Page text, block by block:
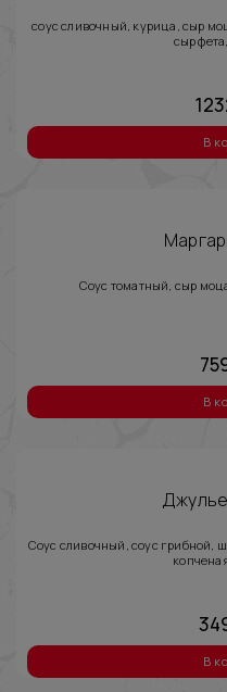
соус сливочный, курица, сыр
сыр
В
Соус томатный, сыр
В
Соус сливочный, соус грибной,
В